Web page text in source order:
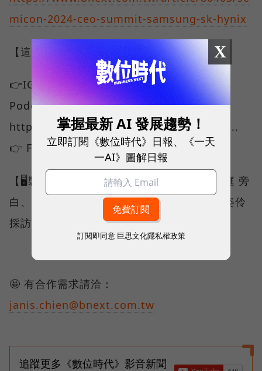
micon-2024-ceo-summit-samsung-sk-hynix
【這裡有更多數位時代🤩】
👉IG追起來：https://lihi3.cc/b8f3D 👉
Podcast🎧：
https://podcasts.apple.com/us/podcast...
👉 Facebook：https://pse.is/5jkg9k
【🖥️製作團隊🎥】 監製｜王志仁 企劃｜蘇宇庭 旁
白、腳本撰稿｜蘇宇庭 美術、後製剪輯｜陳姿伶
採訪｜孫嘉君
🤩 有合作需求請洽：
janis.chien@bnext.com.tw
追蹤更多《數位時代》影音新聞
X
掌握最新 AI 發展趨勢！
立即訂閱《數位時代》日報、《一天
一AI》圖解日報
訂閱即同意 巨思文化隱私權政策